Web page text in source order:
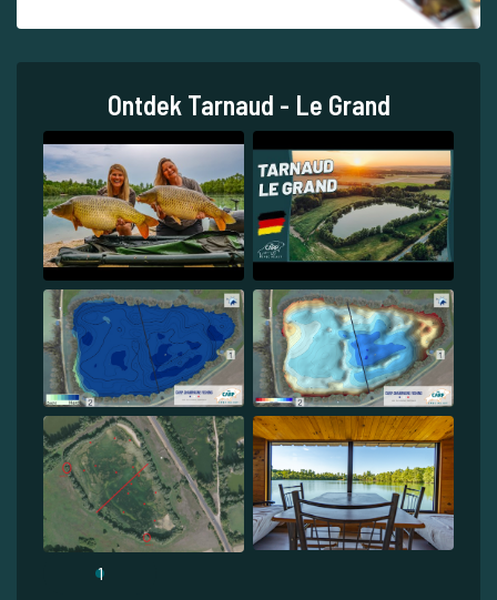
Ontdek Tarnaud - Le Grand
1